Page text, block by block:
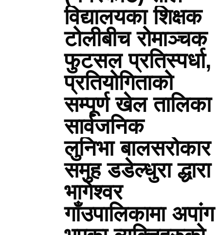
विद्यालयका शिक्षक
टोलीबीच रोमाञ्चक
फुटसल प्रतिस्पर्धा,
प्रतियोगिताको
सम्पूर्ण खेल तालिका
सार्वजनिक
लुनिभा बालसरोकार
समुह डडेल्धुरा द्धारा
भागेश्वर
गाँउपालिकामा अपांग